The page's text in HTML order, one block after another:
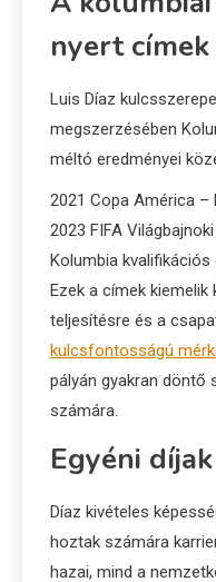
nyert
Luis Díaz
megszerzésében
méltó eredményei
2021 Copa América –
2023 FIFA
Kolumbia
Ezek a címek
teljesítésre és a
kulcsfontosságú
pályán gyakran döntő
számára.
Egyéni
Díaz kivételes
hoztak számára
hazai, mind a